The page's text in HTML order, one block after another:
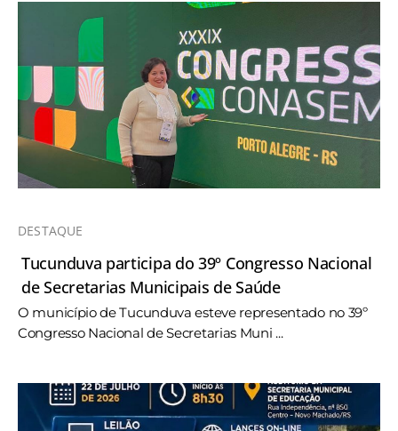
DESTAQUE
Tucunduva participa do 39º Congresso Nacional
de Secretarias Municipais de Saúde
O município de Tucunduva esteve representado no 39º
Congresso Nacional de Secretarias Muni ...